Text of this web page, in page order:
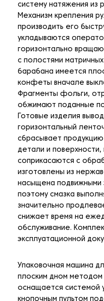
систему натяжения из
Механизм крепления
производить его
укладываются
горизонтально
с полостями
барабана имеется
конфеты вначале
Фрагменты фольги,
обжимают поданные
Готовые изделия
горизонтальный
сбрасывает
детали и
соприкасаются с
изготовлены из
насыщена подвижными
поэтому смазка
значительно
снижает время на
обслуживание.
эксплуатационной
Упаковочная машина
плоским дном
оснащается системой
кнопочным пультом